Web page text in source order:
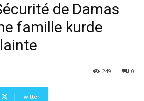
de Damas
famille kurde
0
249
Twitter